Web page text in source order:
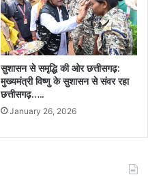
सुशासन से समृद्धि की ओर छत्तीसगढ़:
मुख्यमंत्री विष्णु के सुशासन से संवर रहा
छत्तीसगढ़…..
January 26, 2026